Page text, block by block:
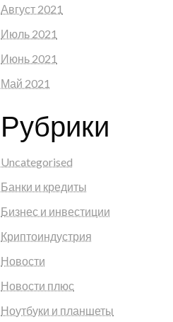
Август 2021
Июль 2021
Июнь 2021
Май 2021
Рубрики
Uncategorised
Банки и кредиты
Бизнес и инвестиции
Криптоиндустрия
Новости
Новости плюс
Ноутбуки и планшеты